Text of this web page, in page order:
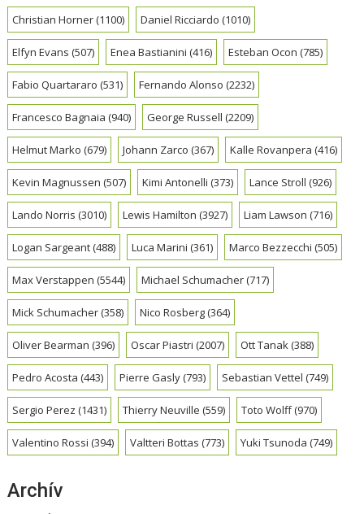
Christian Horner(1100) Daniel Ricciardo (1010)
Elfyn Evans (507) Enea Bastianini (416) Esteban Ocon (785)
Fabio Quartararo (531) Fernando Alonso (2232)
Francesco Bagnaia (940) George Russell (2209)
Helmut Marko (679) Johann Zarco (367) Kalle Rovanpera (416)
Kevin Magnussen (507) Kimi Antonelli (373) Lance Stroll (926)
Lando Norris (3010) Lewis Hamilton (3927) Liam Lawson (716)
Logan Sargeant(488) Luca Marini (361) Marco Bezzecchi (505)
Max Verstappen (5544) Michael Schumacher(717)
Mick Schumacher(358) Nico Rosberg(364)
Oliver Bearman (396) Oscar Piastri (2007) Ott Tanak(388)
Pedro Acosta (443) Pierre Gasly(793) Sebastian Vettel (749)
Sergio Perez (1431) Thierry Neuville (559) Toto Wolff(970)
Valentino Rossi (394) Valtteri Bottas (773) Yuki Tsunoda (749)
Archív